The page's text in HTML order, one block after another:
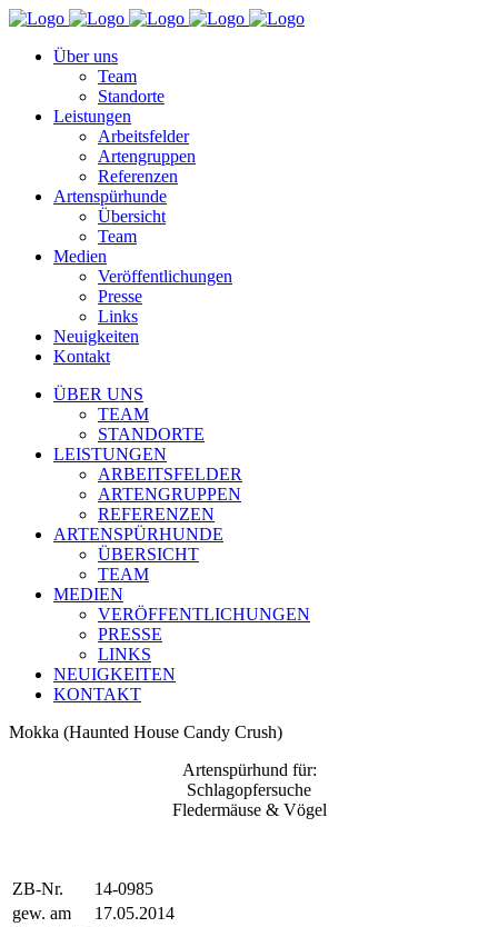
Über uns
Team
Standorte
Leistungen
Arbeitsfelder
Artengruppen
Referenzen
Artenspürhunde
Übersicht
Team
Medien
Veröffentlichungen
Presse
Links
Neuigkeiten
Kontakt
ÜBER UNS
TEAM
STANDORTE
LEISTUNGEN
ARBEITSFELDER
ARTENGRUPPEN
REFERENZEN
ARTENSPÜRHUNDE
ÜBERSICHT
TEAM
MEDIEN
VERÖFFENTLICHUNGEN
PRESSE
LINKS
NEUIGKEITEN
KONTAKT
Mokka (Haunted House Candy Crush)
Artenspürhund für:
Schlagopfersuche
Fledermäuse & Vögel
ZB-Nr.
14-0985
gew. am
17.05.2014